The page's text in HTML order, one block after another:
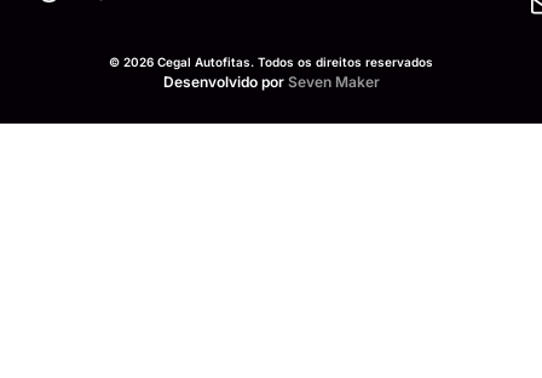
© 2026 Cegal Autofitas. Todos os direitos reservados
Desenvolvido por Seven Maker